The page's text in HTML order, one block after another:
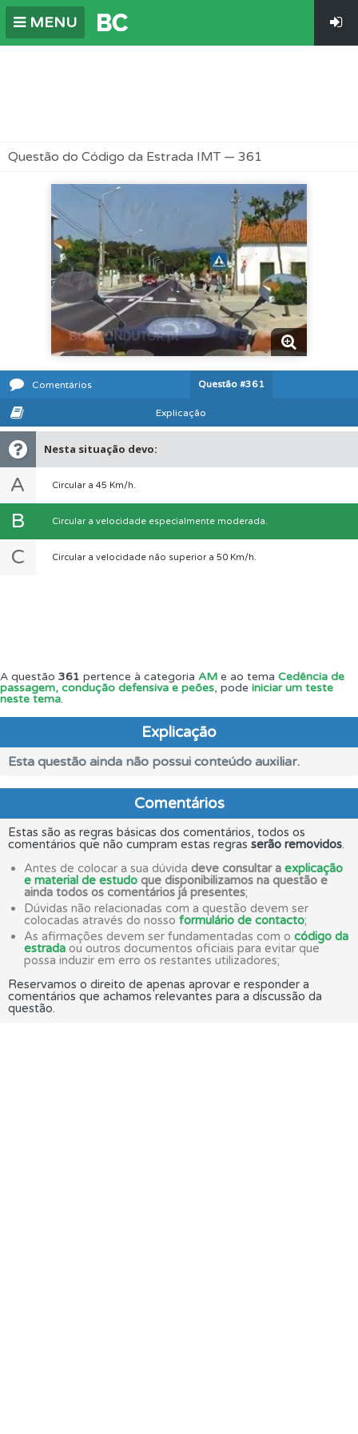
MENU
Questão do Código da Estrada IMT — 361
Comentários Questão #361
Explicação
Nesta situação devo:
A Circular a 45 Km/h.
B Circular a velocidade especialmente moderada.
C Circular a velocidade não superior a 50 Km/h.
A questão 361 pertence à categoria AM e ao tema Cedência de
passagem, condução defensiva e peões, pode iniciar um teste
neste tema.
Explicação
Esta questão ainda não possui conteúdo auxiliar.
Comentários
Estas são as regras básicas dos comentários, todos os
comentários que não cumpram estas regras serão removidos.
Antes de colocar a sua dúvida deve consultar a explicação
e material de estudo que disponibilizamos na questão e
ainda todos os comentários já presentes;
Dúvidas não relacionadas com a questão devem ser
colocadas através do nosso formulário de contacto;
As afirmações devem ser fundamentadas com o código da
estrada ou outros documentos oficiais para evitar que
possa induzir em erro os restantes utilizadores;
Reservamos o direito de apenas aprovar e responder a
comentários que achamos relevantes para a discussão da
questão.